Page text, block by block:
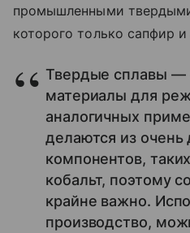
промышленными
которого только сапфир и
Твердые сплавы —
материалы для
аналогичных
делают­ся из очень
компонентов,
кобальт, поэтому
крайне важно.
производство,